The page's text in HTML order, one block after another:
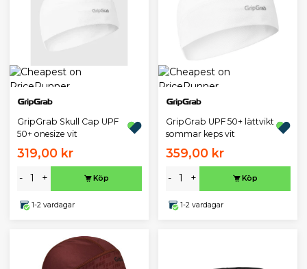
GripGrab Skull Cap UPF
50+ onesize vit
319,00 kr
- + Köp
1-2 vardagar
GripGrab UPF 50+ lättvikt
sommar keps vit
359,00 kr
- + Köp
1-2 vardagar